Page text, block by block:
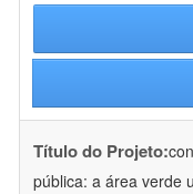
Título do Projeto:
pública: a área verde